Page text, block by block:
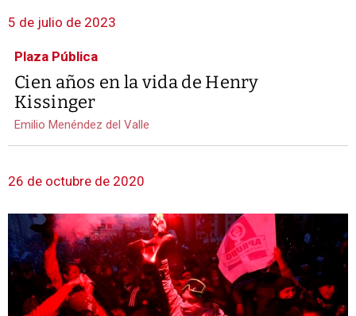
5 de julio de 2023
Plaza Pública
Cien años en la vida de Henry
Kissinger
Emilio Menéndez del Valle
26 de octubre de 2020